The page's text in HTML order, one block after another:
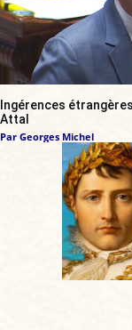
Ingérences
Attal
Par Georges Michel